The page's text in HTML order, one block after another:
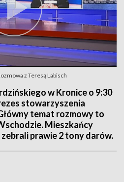
z Teresą Labisch
w Kronice o 9:30
stowarzyszenia
temat rozmowy to
Mieszkańcy
prawie 2 tony darów.